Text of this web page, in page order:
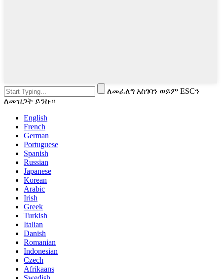
ለመፈለግ አስገባን ወይም ESCን
ለመዝጋት ይንኩ።
English
French
German
Portuguese
Spanish
Russian
Japanese
Korean
Arabic
Irish
Greek
Turkish
Italian
Danish
Romanian
Indonesian
Czech
Afrikaans